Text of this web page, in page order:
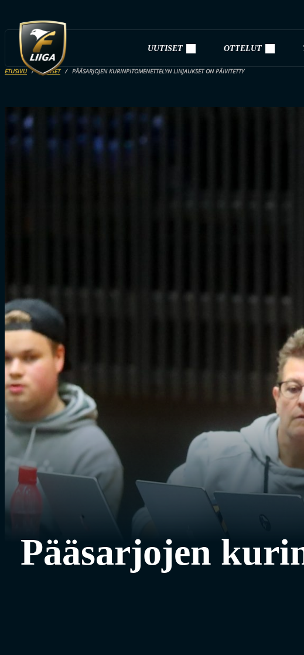
UUTISET OTTELUT
ETUSIVU UUTISET PÄÄSARJOJEN KURINPITOMENETTELYN LINJAUKSET ON PÄIVITETTY
Pääsarjojen